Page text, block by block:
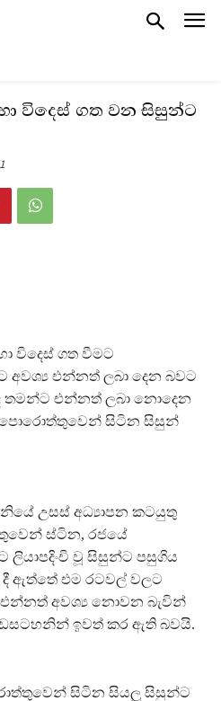
විදෙස් ගත වන සිසුන්ට
විදෙස් ගත වීමට
එන්නත් ලබා දෙන බවට
තමන්ට එන්නත් ලබා නොදෙන
සිටින සිසුන්
උසස් අධ්‍යාපන කටයුතු
ස්ටින, රජයේ
වූ සිසුන්ට පසුගිය
දී ඇත්තේ එම රටවල් වලට
අවශ්‍ය නොවන බැවින්
ඉවත් කර ඇති බවයි.
සිටින සියලු සිසුන්ට